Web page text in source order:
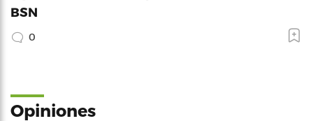
BSN
0
Opiniones